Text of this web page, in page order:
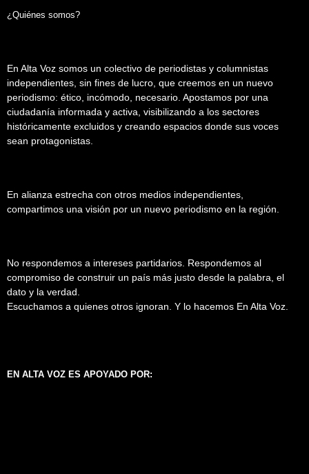
¿Quiénes somos?
En Alta Voz somos un colectivo de periodistas y columnistas
independientes, sin fines de lucro, que creemos en un nuevo
periodismo: ético, incómodo, necesario. Apostamos por una
ciudadanía informada y activa, visibilizando a los sectores
históricamente excluidos y creando espacios donde sus voces
sean protagonistas.
En alianza estrecha con otros medios independientes,
compartimos una visión por un nuevo periodismo en la región.
No respondemos a intereses partidarios. Respondemos al
compromiso de construir un país más justo desde la palabra, el
dato y la verdad.
Escuchamos a quienes otros ignoran. Y lo hacemos En Alta Voz.
EN ALTA VOZ ES APOYADO POR: